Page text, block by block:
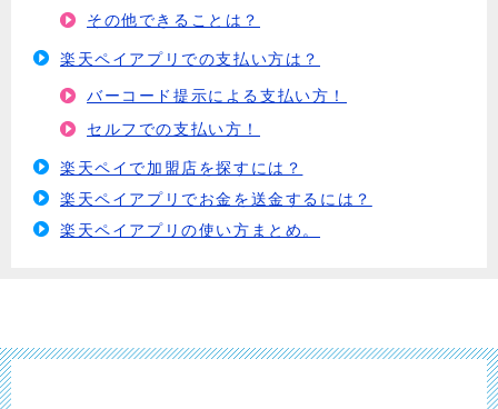
その他できることは？
楽天ペイアプリでの支払い方は？
バーコード提示による支払い方！
セルフでの支払い方！
楽天ペイで加盟店を探すには？
楽天ペイアプリでお金を送金するには？
楽天ペイアプリの使い方まとめ。